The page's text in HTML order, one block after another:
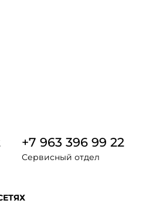
+7 963 396 99 22
Сервисный отдел